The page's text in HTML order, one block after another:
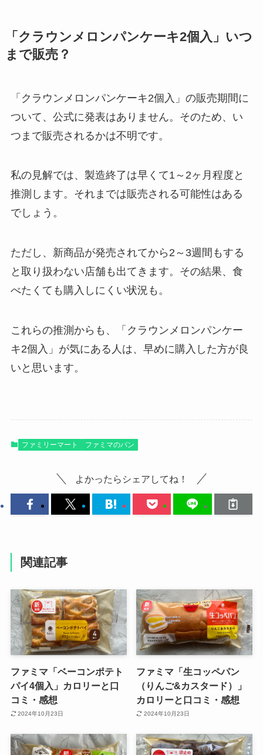
「クラウンメロンパンケーキ2個入」いつ
まで販売？
「クラウンメロンパンケーキ2個入」の販売期間に
ついて、公式に発表はありません。そのため、い
つまで販売されるかは不明です。
私の見解では、製造終了は早くて1～2ヶ月程度と
推測します。それまでは販売される可能性はある
でしょう。
ただし、新商品が発売されてから2～3週間もする
と取り扱わない店舗も出てきます。その結果、食
べたくても購入しにくい状況も。
これらの推測からも、「クラウンメロンパンケー
キ2個入」が気にある人は、早めに購入した方が良
いと思います。
ファミリーマート ファミマのパン
よかったらシェアしてね！
関連記事
ファミマ「ベーコンポテト
パイ4個入」カロリーと口
コミ・感想
2024年10月23日
ファミマ「生コッペパン
（りんご&カスタード）」
カロリーと口コミ・感想
2024年10月23日